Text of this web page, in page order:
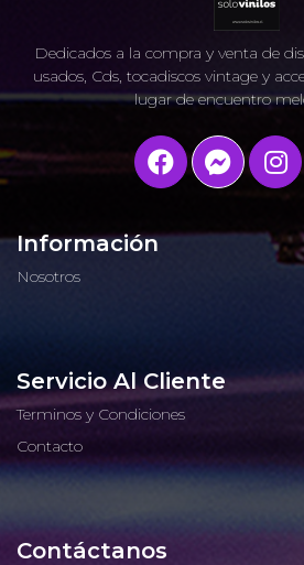
Dedicados a la compra y venta de
usados, Cds, tocadiscos vintage y
lugar de encuentro
Información
Nosotros
Servicio Al Cliente
Terminos y Condiciones
Contacto
Contáctanos